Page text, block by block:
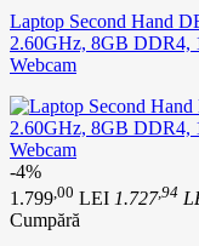
Laptop Second Hand
2.60GHz, 8GB DDR4,
Webcam
-4%
1.799,00 LEI 1.727,94
Cumpără